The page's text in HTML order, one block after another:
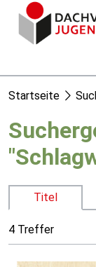
Startseite
Titel
4 Treffer